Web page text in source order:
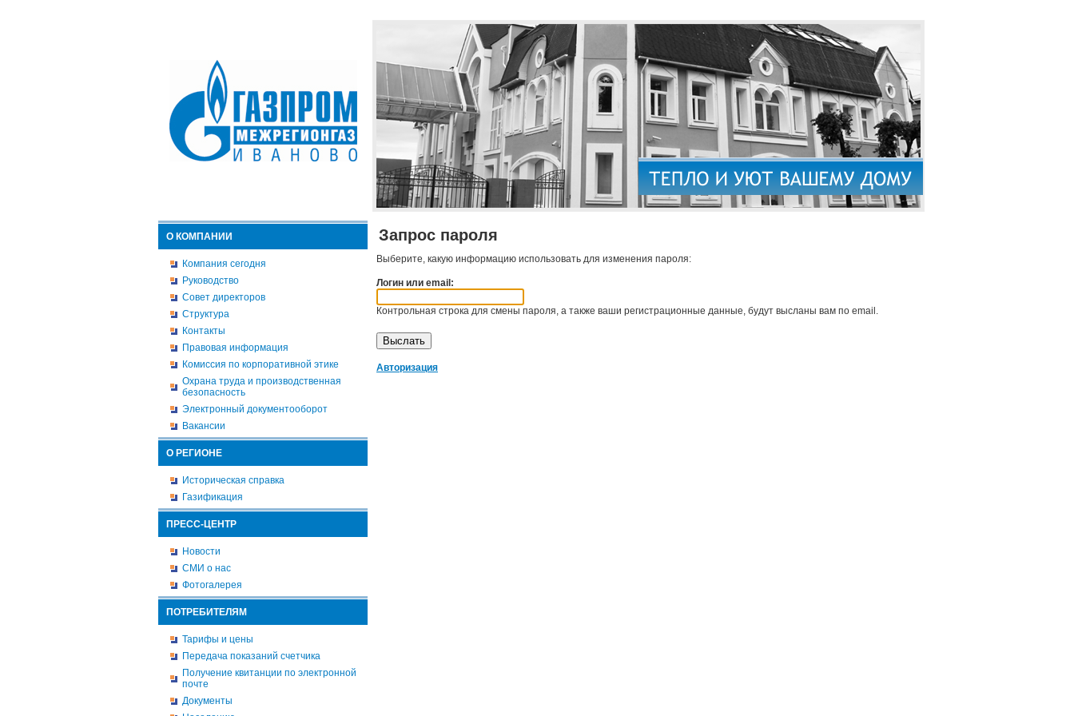
О КОМПАНИИ
Компания сегодня
Руководство
Совет директоров
Структура
Контакты
Правовая информация
Комиссия по корпоративной этике
Охрана труда и производственная
безопасность
Электронный документооборот
Вакансии
О РЕГИОНЕ
Историческая справка
Газификация
ПРЕСС-ЦЕНТР
Новости
СМИ о нас
Фотогалерея
ПОТРЕБИТЕЛЯМ
Тарифы и цены
Передача показаний счетчика
Получение квитанции по электронной
почте
Документы
Запрос пароля
Выберите, какую информацию использовать для изменения пароля:
Логин или email:
Контрольная строка для смены пароля, а также ваши регистрационные данные, будут высланы вам по email.
Авторизация